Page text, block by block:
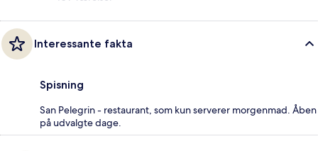
Interessante fakta
Spisning
San Pelegrin - restaurant, som kun serverer morgenmad. Åben
på udvalgte dage.